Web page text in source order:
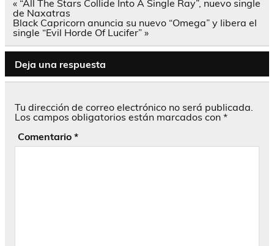
Navegación
de
entradas
« “All The Stars Collide Into A Single Ray”, nuevo single
de Naxatras
Black Capricorn anuncia su nuevo “Omega” y libera el
single “Evil Horde Of Lucifer” »
Deja una respuesta
Tu dirección de correo electrónico no será publicada.
Los campos obligatorios están marcados con *
Comentario *